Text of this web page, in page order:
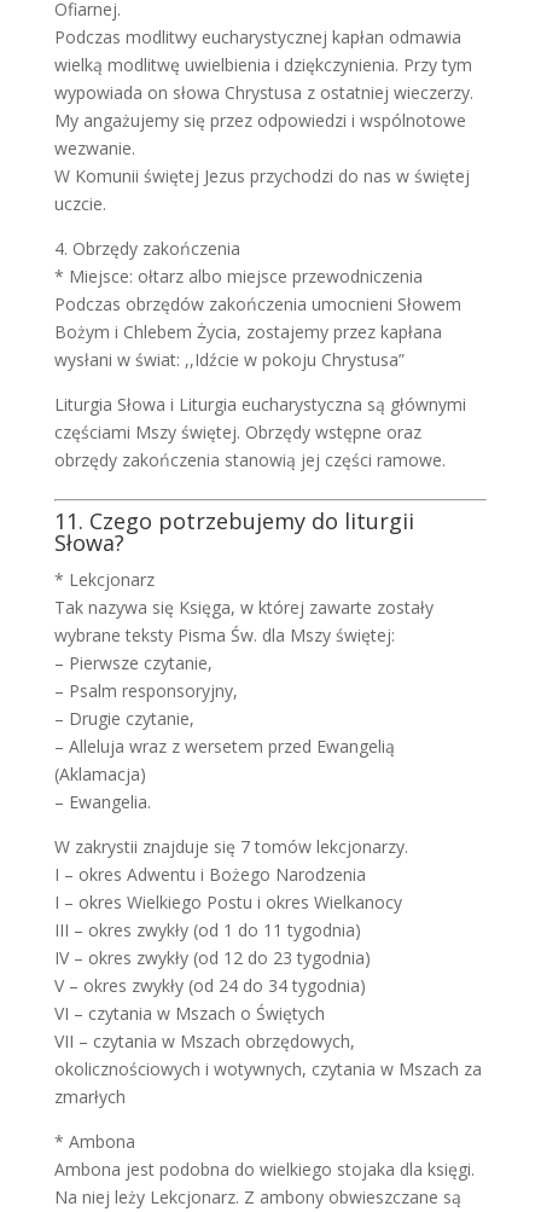
Ofiarnej.
Podczas modlitwy eucharystycznej kapłan odmawia
wielką modlitwę uwielbienia i dziękczynienia. Przy tym
wypowiada on słowa Chrystusa z ostatniej wieczerzy.
My angażujemy się przez odpowiedzi i wspólnotowe
wezwanie.
W Komunii świętej Jezus przychodzi do nas w świętej
uczcie.
4. Obrzędy zakończenia
* Miejsce: ołtarz albo miejsce przewodniczenia
Podczas obrzędów zakończenia umocnieni Słowem
Bożym i Chlebem Życia, zostajemy przez kapłana
wysłani w świat: ,,Idźcie w pokoju Chrystusa”
Liturgia Słowa i Liturgia eucharystyczna są głównymi
częściami Mszy świętej. Obrzędy wstępne oraz
obrzędy zakończenia stanowią jej części ramowe.
11. Czego potrzebujemy do liturgii
Słowa?
* Lekcjonarz
Tak nazywa się Księga, w której zawarte zostały
wybrane teksty Pisma Św. dla Mszy świętej:
– Pierwsze czytanie,
– Psalm responsoryjny,
– Drugie czytanie,
– Alleluja wraz z wersetem przed Ewangelią
(Aklamacja)
– Ewangelia.
W zakrystii znajduje się 7 tomów lekcjonarzy.
I – okres Adwentu i Bożego Narodzenia
I – okres Wielkiego Postu i okres Wielkanocy
III – okres zwykły (od 1 do 11 tygodnia)
IV – okres zwykły (od 12 do 23 tygodnia)
V – okres zwykły (od 24 do 34 tygodnia)
VI – czytania w Mszach o Świętych
VII – czytania w Mszach obrzędowych,
okolicznościowych i wotywnych, czytania w Mszach za
zmarłych
* Ambona
Ambona jest podobna do wielkiego stojaka dla księgi.
Na niej leży Lekcjonarz. Z ambony obwieszczane są